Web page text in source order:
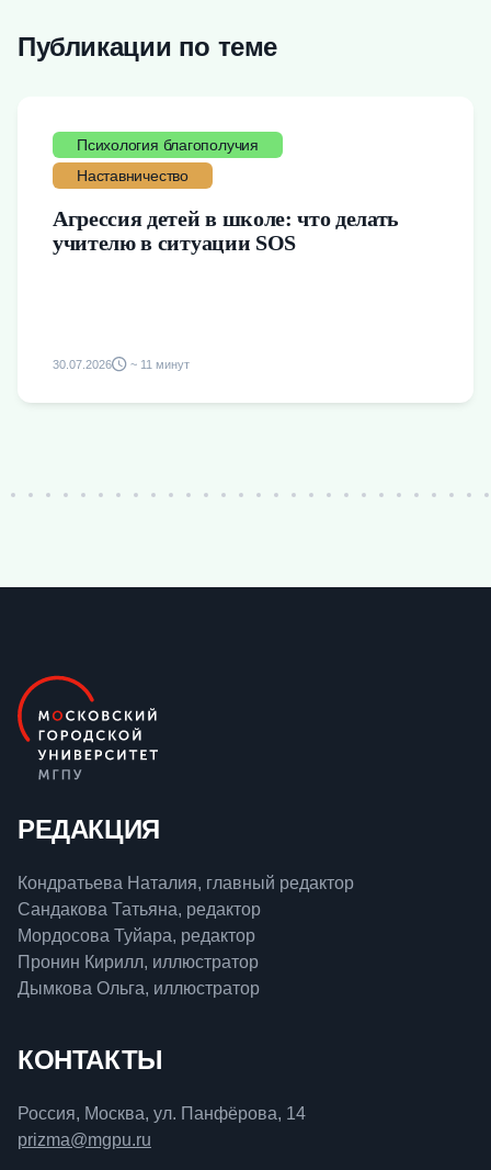
Публикации по теме
Психология благополучия
Наставничество
Агрессия детей в школе: что делать
учителю в ситуации SOS
30.07.2026 ~ 11 минут
РЕДАКЦИЯ
Кондратьева Наталия, главный редактор
Сандакова Татьяна, редактор
Мордосова Туйара, редактор
Пронин Кирилл, иллюстратор
Дымкова Ольга, иллюстратор
КОНТАКТЫ
Россия, Москва, ул. Панфёрова, 14
prizma@mgpu.ru